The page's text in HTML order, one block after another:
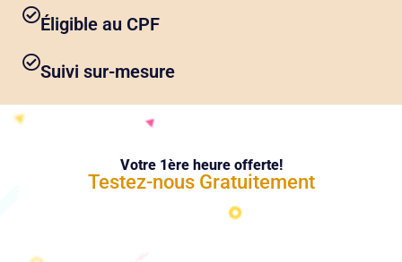
Éligible au CPF
Suivi sur-mesure
Votre 1ère heure offerte!
Testez-nous Gratuitement